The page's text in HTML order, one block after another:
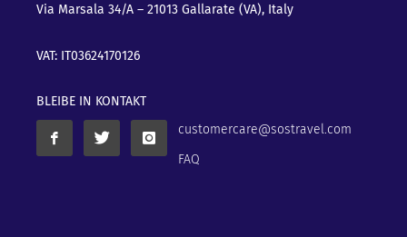
Via Marsala 34/A – 21013 Gallarate (VA), Italy
VAT: IT03624170126
BLEIBE IN KONTAKT
customercare@sostravel.com
FAQ